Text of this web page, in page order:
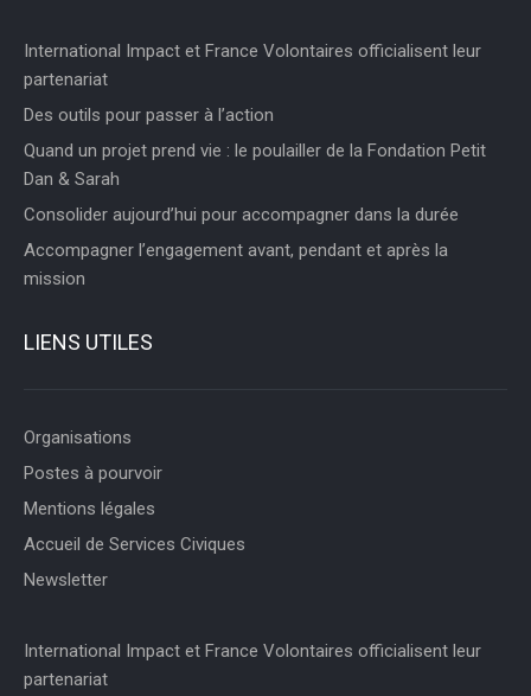
International Impact et France Volontaires officialisent leur
partenariat
Des outils pour passer à l’action
Quand un projet prend vie : le poulailler de la Fondation Petit
Dan & Sarah
Consolider aujourd’hui pour accompagner dans la durée
Accompagner l’engagement avant, pendant et après la
mission
LIENS UTILES
Organisations
Postes à pourvoir
Mentions légales
Accueil de Services Civiques
Newsletter
International Impact et France Volontaires officialisent leur
partenariat